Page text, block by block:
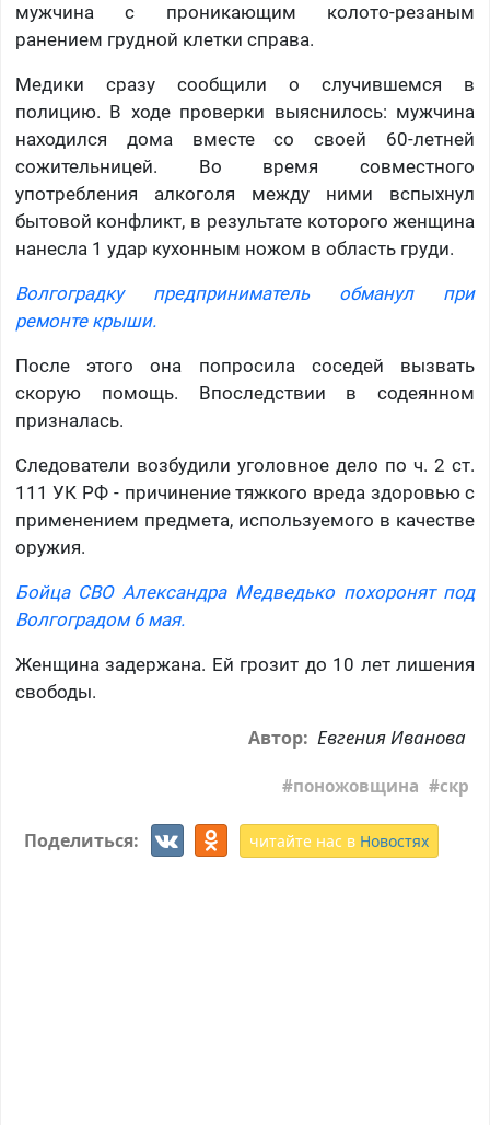
мужчина с проникающим колото-резаным
ранением грудной клетки справа.
Медики сразу сообщили о случившемся в
полицию. В ходе проверки выяснилось: мужчина
находился дома вместе со своей 60-летней
сожительницей. Во время совместного
употребления алкоголя между ними вспыхнул
бытовой конфликт, в результате которого женщина
нанесла 1 удар кухонным ножом в область груди.
Волгоградку предприниматель обманул при
ремонте крыши.
После этого она попросила соседей вызвать
скорую помощь. Впоследствии в содеянном
призналась.
Следователи возбудили уголовное дело по ч. 2 ст.
111 УК РФ - причинение тяжкого вреда здоровью с
применением предмета, используемого в качестве
оружия.
Бойца СВО Александра Медведько похоронят под
Волгоградом 6 мая.
Женщина задержана. Ей грозит до 10 лет лишения
свободы.
Автор: Евгения Иванова
поножовщина скр
Поделиться: читайте нас в Новостях